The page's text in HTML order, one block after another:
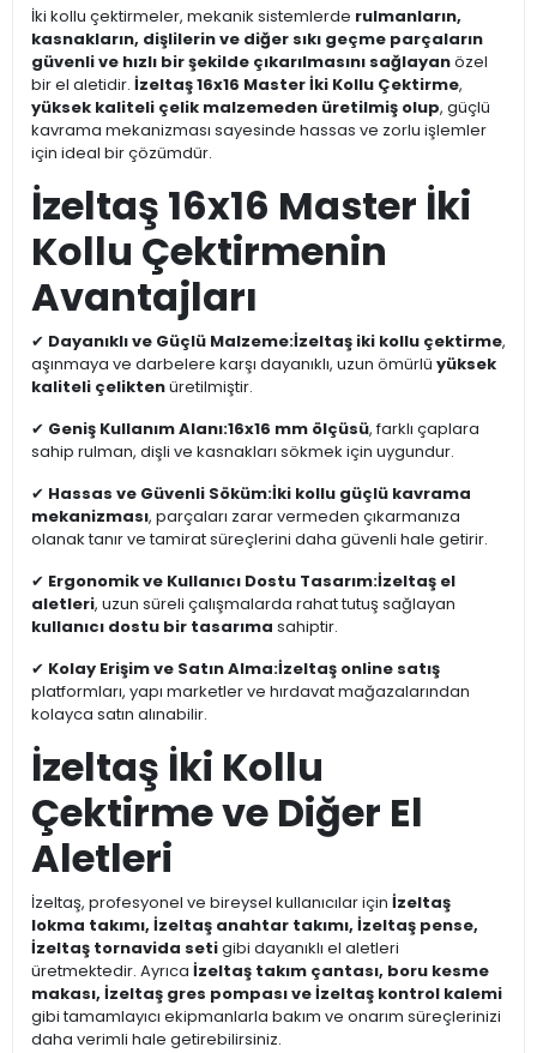
İki kollu çektirmeler, mekanik sistemlerde rulmanların,
kasnakların, dişlilerin ve diğer sıkı geçme parçaların
güvenli ve hızlı bir şekilde çıkarılmasını sağlayanözel
bir el aletidir. İzeltaş 16x16 Master İki Kollu Çektirme,
yüksek kaliteli çelik malzemeden üretilmiş olup, güçlü
kavrama mekanizması sayesinde hassas ve zorlu işlemler
için ideal bir çözümdür.
İzeltaş 16x16 Master İki
Kollu Çektirmenin
Avantajları
✔ Dayanıklı ve Güçlü Malzeme:İzeltaş iki kollu çektirme,
aşınmaya ve darbelere karşı dayanıklı, uzun ömürlü yüksek
kaliteli çeliktenüretilmiştir.
✔ Geniş Kullanım Alanı:16x16 mm ölçüsü, farklı çaplara
sahip rulman, dişli ve kasnakları sökmek için uygundur.
✔ Hassas ve Güvenli Söküm:İki kollu güçlü kavrama
mekanizması, parçaları zarar vermeden çıkarmanıza
olanak tanır ve tamirat süreçlerini daha güvenli hale getirir.
✔ Ergonomik ve Kullanıcı Dostu Tasarım:İzeltaş el
aletleri, uzun süreli çalışmalarda rahat tutuş sağlayan
kullanıcı dostu bir tasarıma sahiptir.
✔ Kolay Erişim ve Satın Alma:İzeltaş online satış
platformları, yapı marketler ve hırdavat mağazalarından
kolayca satın alınabilir.
İzeltaş İki Kollu
Çektirme ve Diğer El
Aletleri
İzeltaş, profesyonel ve bireysel kullanıcılar için İzeltaş
lokma takımı, İzeltaş anahtar takımı, İzeltaş pense,
İzeltaş tornavida setigibi dayanıklı el aletleri
üretmektedir. Ayrıca İzeltaş takım çantası, boru kesme
makası, İzeltaş gres pompası ve İzeltaş kontrol kalemi
gibi tamamlayıcı ekipmanlarla bakım ve onarım süreçlerinizi
daha verimli hale getirebilirsiniz.